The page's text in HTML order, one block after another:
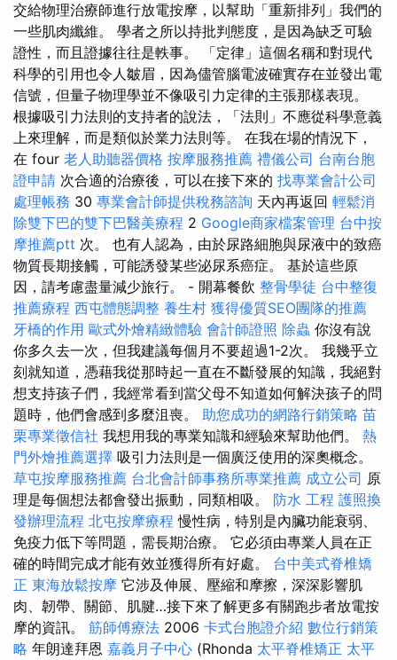
交給物理治療師進行放電按摩，以幫助「重新排列」我們的
一些肌肉纖維。 學者之所以持批判態度，是因為缺乏可驗
證性，而且證據往往是軼事。 「定律」這個名稱和對現代
科學的引用也令人皺眉，因為儘管腦電波確實存在並發出電
信號，但量子物理學並不像吸引力定律的主張那樣表現。
根據吸引力法則的支持者的說法，「法則」不應從科學意義
上來理解，而是類似於業力法則等。 在我在場的情況下，
在 four 老人助聽器價格 按摩服務推薦 禮儀公司 台南台胞
證申請 次合適的治療後，可以在接下來的 找專業會計公司
處理帳務 30 專業會計師提供稅務諮詢 天內再返回 輕鬆消
除雙下巴的雙下巴醫美療程 2 Google商家檔案管理 台中按
摩推薦ptt 次。 也有人認為，由於尿路細胞與尿液中的致癌
物質長期接觸，可能誘發某些泌尿系癌症。 基於這些原
因，請考慮盡量減少旅行。 - 開幕餐飲 整骨學徒 台中整復
推薦療程 西屯體態調整 養生村 獲得優質SEO團隊的推薦
牙橋的作用 歐式外燴精緻體驗 會計師證照 除蟲 你沒有說
你多久去一次，但我建議每個月不要超過1-2次。 我幾乎立
刻就知道，憑藉我從那時起一直在不斷發展的知識，我絕對
想支持孩子們，我經常看到當父母不知道如何解決孩子的問
題時，他們會感到多麼沮喪。 助您成功的網路行銷策略 苗
栗專業徵信社 我想用我的專業知識和經驗來幫助他們。 熱
門外燴推薦選擇 吸引力法則是一個廣泛使用的深奧概念。
草屯按摩服務推薦 台北會計師事務所專業推薦 成立公司 原
理是每個想法都會發出振動，同類相吸。 防水 工程 護照換
發辦理流程 北屯按摩療程慢性病，特別是內臟功能衰弱、
免疫力低下等問題，需長期治療。 它必須由專業人員在正
確的時間完成才能有效並獲得所有好處。 台中美式脊椎矯
正 東海放鬆按摩 它涉及伸展、壓縮和摩擦，深深影響肌
肉、韌帶、關節、肌腱…接下來了解更多有關跑步者放電按
摩的資訊。 筋師傅療法 2006 卡式台胞證介紹 數位行銷策
略 年朗達拜恩 嘉義月子中心 (Rhonda 太平脊椎矯正 太平